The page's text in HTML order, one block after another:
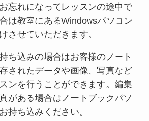
忘れになってレッスンの途中で
は教室にあるWindowsパソコン
させていただきます。
ち込みの場合はお客様のノート
されたデータや画像、写真など
ンを行うことができます。編集
がある場合はノートブックパソ
持ち込みください。